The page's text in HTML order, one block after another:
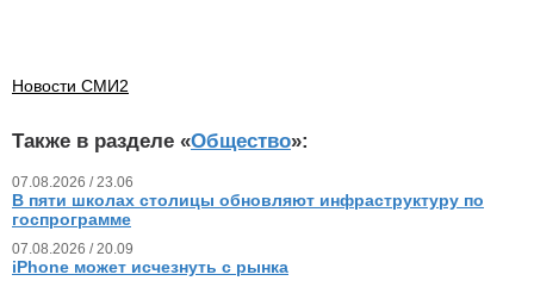
Новости СМИ2
Также в разделе «Общество»:
07.08.2026 / 23.06
В пяти школах столицы обновляют инфраструктуру по
госпрограмме
07.08.2026 / 20.09
iPhone может исчезнуть с рынка